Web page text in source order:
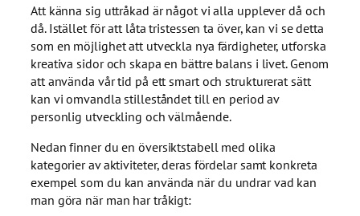
Att känna sig uttråkad är något vi alla upplever då och
då. Istället för att låta tristessen ta över, kan vi se detta
som en möjlighet att utveckla nya färdigheter, utforska
kreativa sidor och skapa en bättre balans i livet. Genom
att använda vår tid på ett smart och strukturerat sätt
kan vi omvandla stilleståndet till en period av
personlig utveckling och välmående.
Nedan finner du en översiktstabell med olika
kategorier av aktiviteter, deras fördelar samt konkreta
exempel som du kan använda när du undrar vad kan
man göra när man har tråkigt: